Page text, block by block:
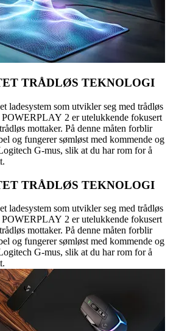
TRÅDLØS TEKNOLOGI
ladesystem som utvikler seg med trådløs
2 er utelukkende fokusert
mottaker. På denne måten forblir
og fungerer sømløst med kommende og
G-mus, slik at du har rom for å
TRÅDLØS TEKNOLOGI
ladesystem som utvikler seg med trådløs
2 er utelukkende fokusert
mottaker. På denne måten forblir
og fungerer sømløst med kommende og
G-mus, slik at du har rom for å